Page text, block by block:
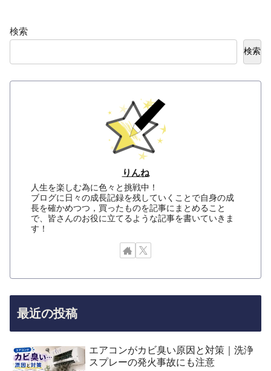
検索
検索
りんね
人生を楽しむ為に色々と挑戦中！
ブログに日々の成長記録を残していくことで自身の成
長を確かめつつ，買ったものを記事にまとめること
で、皆さんのお役に立てるような記事を書いていきま
す！
最近の投稿
エアコンがカビ臭い原因と対策｜洗浄
スプレーの発火事故にも注意